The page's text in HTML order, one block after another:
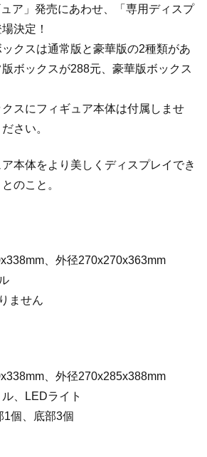
ュア」発売にあわせ、「専用ディスプ
決定！
クスは通常版と豪華版の2種類があ
ボックスが288元、豪華版ボックス
スにフィギュア本体は付属しませ
さい。
本体をより美しくディスプレイでき
のこと。
、外径270x270x363mm
ません
、外径270x285x388mm
、LEDライト
1個、底部3個